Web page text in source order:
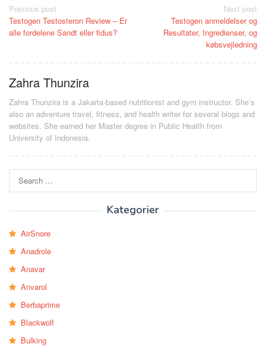
Post
navigation
Previous post
Testogen Testosteron Review – Er
alle fordelene Sandt eller fidus?
Next post
Testogen anmeldelser og
Resultater, Ingredienser, og
købsvejledning
Zahra Thunzira
Zahra Thunzira is a Jakarta-based nutritionist and gym instructor. She’s
also an adventure travel, fitness, and health writer for several blogs and
websites. She earned her Master degree in Public Health from
University of Indonesia.
for:
Kategorier
AirSnore
Anadrole
Anavar
Anvarol
Berbaprime
Blackwolf
Bulking